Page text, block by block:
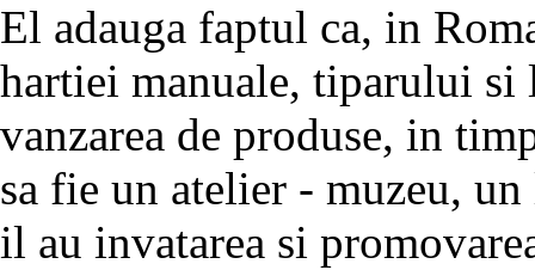
El adauga faptul ca, in
hartiei manuale, tiparului si
vanzarea de produse, in
sa fie un atelier - muzeu,
il au invatarea si